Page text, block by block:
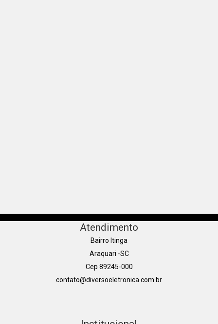
Atendimento
Bairro Itinga
Araquari -SC
Cep 89245-000
contato@diversoeletronica.com.br